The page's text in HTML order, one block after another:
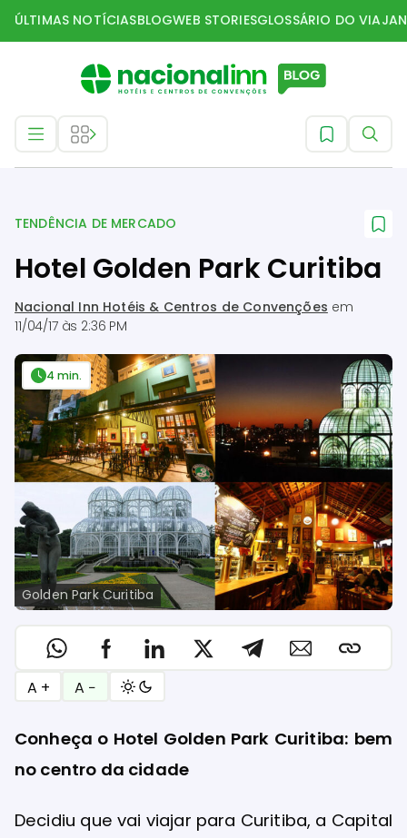
ÚLTIMAS NOTÍCIASBLOGWEB STORIESGLOSSÁRIO DO
Tendência de mercado
TENDÊNCIA DE MERCADO
Hotel Golden Park Curitiba
Nacional Inn Hotéis & Centros de Convenções em
11/04/17 às 2:36 PM
Golden Park Curitiba
4 min.
A + A −
Conheça o Hotel Golden Park Curitiba: bem
no centro da cidade
Decidiu que vai viajar para Curitiba, a Capital